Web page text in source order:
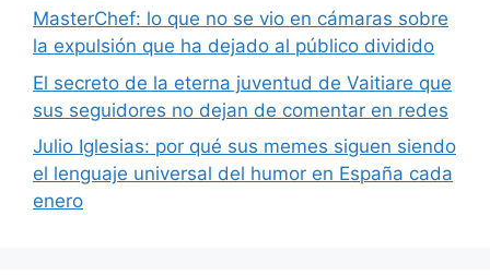
MasterChef: lo que no se vio en cámaras sobre
la expulsión que ha dejado al público dividido
El secreto de la eterna juventud de Vaitiare que
sus seguidores no dejan de comentar en redes
Julio Iglesias: por qué sus memes siguen siendo
el lenguaje universal del humor en España cada
enero